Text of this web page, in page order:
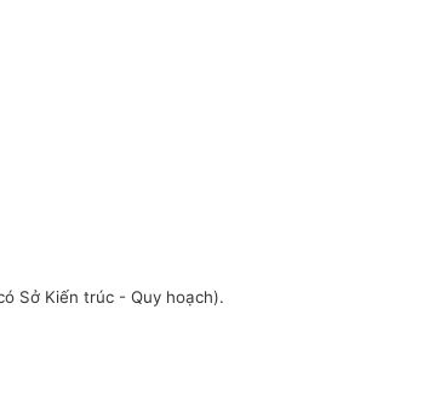
Sở Kiến trúc - Quy hoạch).